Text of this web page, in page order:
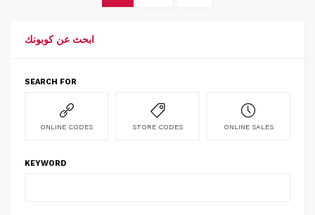
ابحث عن كوبونك
SEARCH FOR
ONLINE CODES STORE CODES ONLINE SALES
KEYWORD